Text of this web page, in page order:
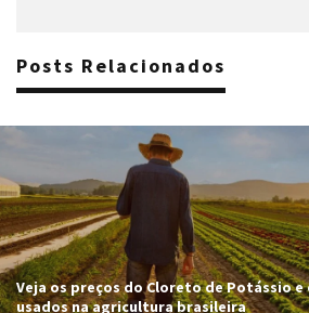
Posts Relacionados
Veja os preços do Cloreto de Potássio
usados na agricultura brasileira